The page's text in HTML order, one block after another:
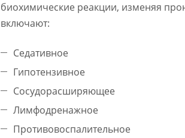
биохимические реакции, изменяя
включают:
Седативное
Гипотензивное
Сосудорасширяющее
Лимфодренажное
Противовоспалительное